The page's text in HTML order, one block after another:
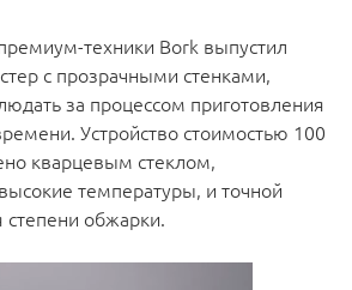
техники Bork выпустил
с прозрачными стенками,
за процессом приготовления
Устройство стоимостью 100
кварцевым стеклом,
температуры, и точной
степени обжарки.